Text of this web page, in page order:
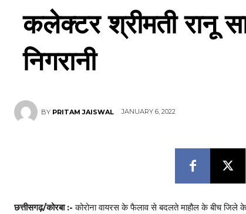
कलेक्टर श्रीमती रानू
निगरानी
BY PRITAM JAISWAL JANUARY 6, 2022
छत्तीसगढ़/कोरबा :-कोरोना वायरस के फैलाव से बदलते माहौल के बीच जिले